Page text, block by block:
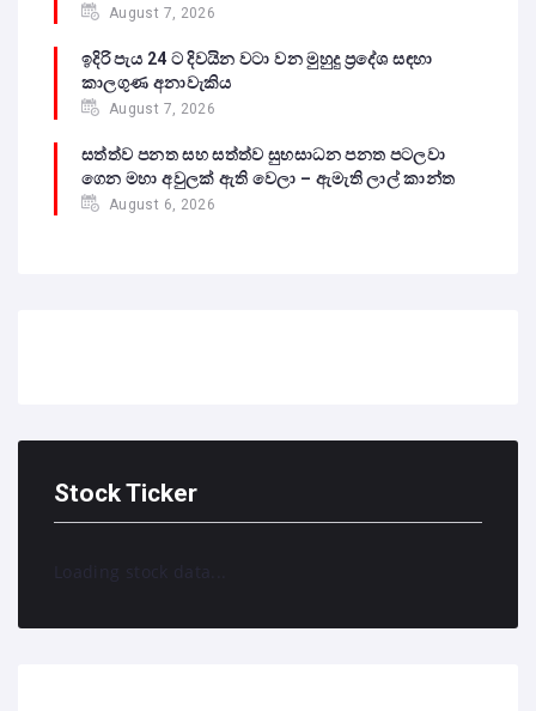
August 7, 2026
ඉදිරි පැය 24 ට දිවයින වටා වන මුහුදු ප්‍රදේශ සඳහා
කාලගුණ අනාවැකිය
August 7, 2026
සත්ත්ව පනත සහ සත්ත්ව සුභසාධන පනත පටලවා
ගෙන මහා අවුලක් ඇති වෙලා – ඇමැති ලාල් කාන්ත
August 6, 2026
Stock Ticker
Loading stock data...